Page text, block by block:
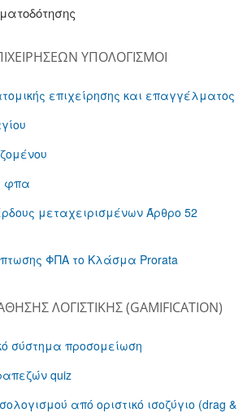
ΥΠΟΛΟΓΙΣΜΟΊ
επιχείρησης και επαγγέλματος
φπα
μεταχειρισμένων Άρθρο 52
ΦΠΑ το Kλάσμα Prorata
ΛΟΓΙΣΤΙΚΉΣ (GAMIFICATION)
σύστημα προσομείωση
quiz
από οριστικό ισοζύγιο (drag &